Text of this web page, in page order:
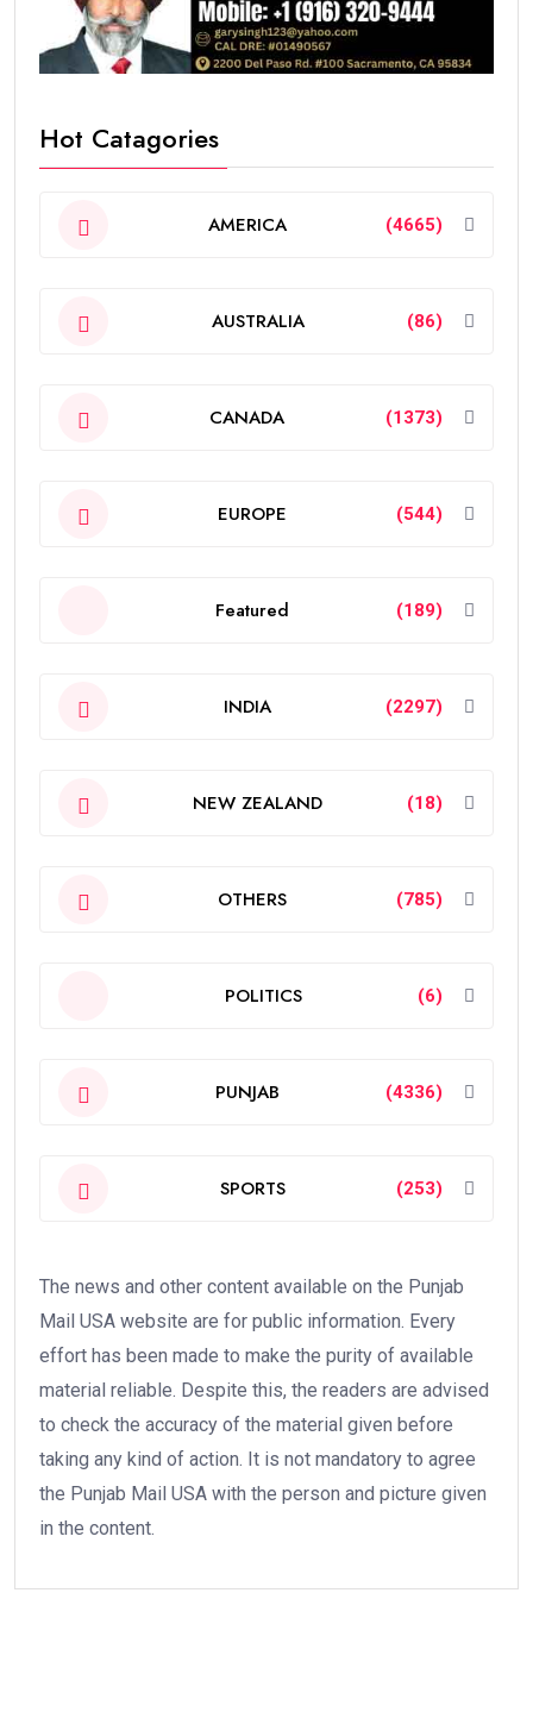
Hot Catagories
AMERICA (4665)
AUSTRALIA (86)
CANADA (1373)
EUROPE (544)
Featured (189)
INDIA (2297)
NEW ZEALAND (18)
OTHERS (785)
POLITICS (6)
PUNJAB (4336)
SPORTS (253)
The news and other content available on the Punjab
Mail USA website are for public information. Every
effort has been made to make the purity of available
material reliable. Despite this, the readers are advised
to check the accuracy of the material given before
taking any kind of action. It is not mandatory to agree
the Punjab Mail USA with the person and picture given
in the content.